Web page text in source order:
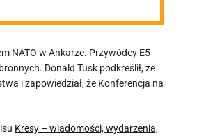
NATO w Ankarze. Przywódcy E5
Donald Tusk podkreślił, że
i zapowiedział, że Konferencja na
Kresy – wiadomości, wydarzenia,